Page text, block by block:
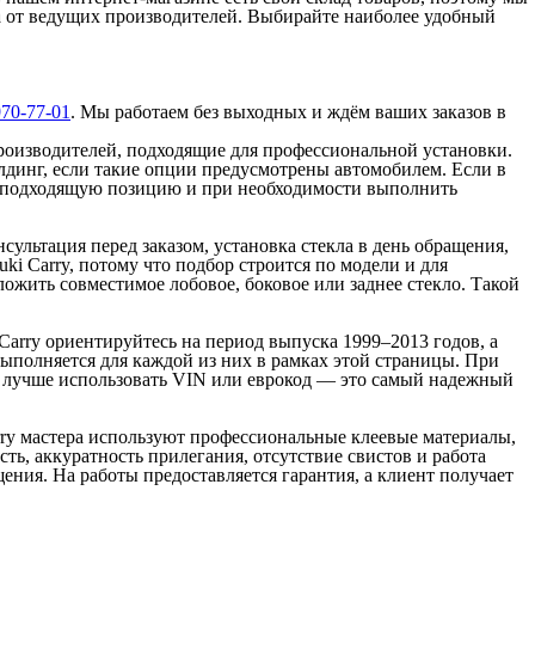
ведущих производителей. Выбирайте наиболее удобный
77-01 . Мы работаем без выходных и ждём ваших заказов в
подходящие для профессиональной установки.
если такие опции предусмотрены автомобилем. Если в
подходящую позицию и при необходимости выполнить
перед заказом, установка стекла в день обращения,
Carry, потому что подбор строится по модели и для
совместимое лобовое, боковое или заднее стекло. Такой
ориентируйтесь на период выпуска 1999–2013 годов, а
для каждой из них в рамках этой страницы. При
лучше использовать VIN или еврокод — это самый надежный
мастера используют профессиональные клеевые материалы,
аккуратность прилегания, отсутствие свистов и работа
На работы предоставляется гарантия, а клиент получает